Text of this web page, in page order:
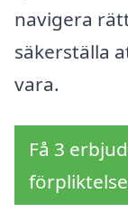
navigera
säkerställa
vara.
Få 3